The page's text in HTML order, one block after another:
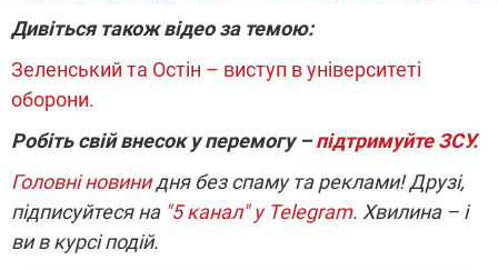
Дивіться також відео за темою:
Зеленський та Остін – виступ в університеті
оборони.
Робіть свій внесок у перемогу –підтримуйте ЗСУ.
Головні новинидня без спаму та реклами! Друзі,
підписуйтеся на "5 канал" у Telegram. Хвилина – і
ви в курсі подій.